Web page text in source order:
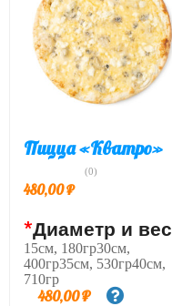
Пицца «Кватро»
(0)
480,00₽
*Диаметр и вес
15см, 180гр30см,
400гр35см, 530гр40см,
710гр
480,00₽